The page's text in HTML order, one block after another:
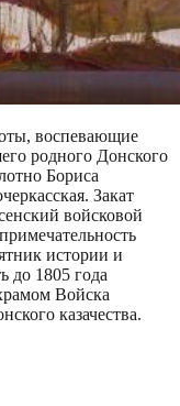
воспевающие
родного Донского
Бориса
Закат
войсковой
истории и
до 1805 года
Войска
казачества.